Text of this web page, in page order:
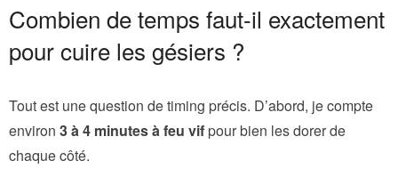
Combien de temps faut-il exactement
pour cuire les gésiers ?
Tout est une question de timing précis. D’abord, je compte
environ 3 à 4 minutes à feu vif pour bien les dorer de
chaque côté.